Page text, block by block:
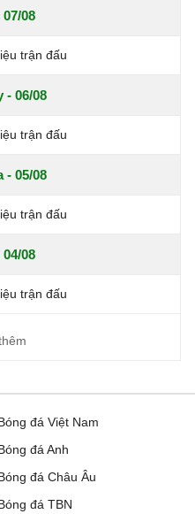
08
trận đấu
- 06/08
trận đấu
- 05/08
trận đấu
08
trận đấu
đá Việt Nam
đá Anh
đá Châu Âu
đá TBN